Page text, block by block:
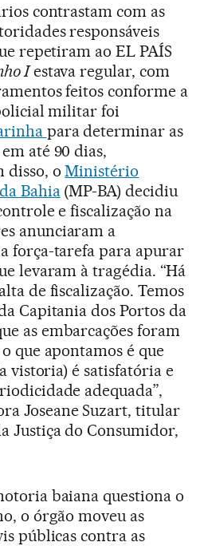
contrastam com as
responsáveis
repetiram ao EL PAÍS
Iestava regular, com
feitos conforme a
militar foi
para determinar as
até 90 dias,
disso, oMinistério
Bahia(MP-BA) decidiu
e fiscalização na
anunciaram a
força-tarefa para apurar
levaram à tragédia. “Há
de fiscalização. Temos
Capitania dos Portos da
as embarcações foram
que apontamos é que
vistoria) é satisfatória e
adequada”,
Joseane Suzart, titular
Justiça do Consumidor,
baiana questiona o
o órgão moveu as
públicas contra as